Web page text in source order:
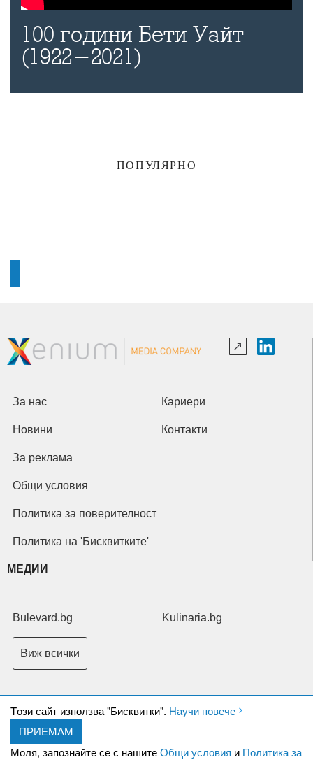
100 години Бети Уайт
(1922-2021)
ПОПУЛЯРНО
Tози сайт използва "Бисквитки". Научи повече
ПРИЕМАМ
Моля, запознайте се с нашитеОбщи условия и Политика за
За нас Кариери
Новини Контакти
За реклама
Общи условия
Политика за поверителност
Политика на 'Бисквитките'
МЕДИИ
Bulevard.bg Kulinaria.bg
Виж всички
Copyright © 2026 Ксениум ООД. Всички права запазени.
XeniumCompany.com